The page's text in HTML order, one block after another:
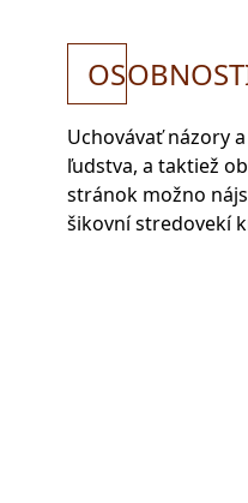
OS
Uchovávať názory
ľudstva, a taktiež
stránok možno
šikovní stredovekí